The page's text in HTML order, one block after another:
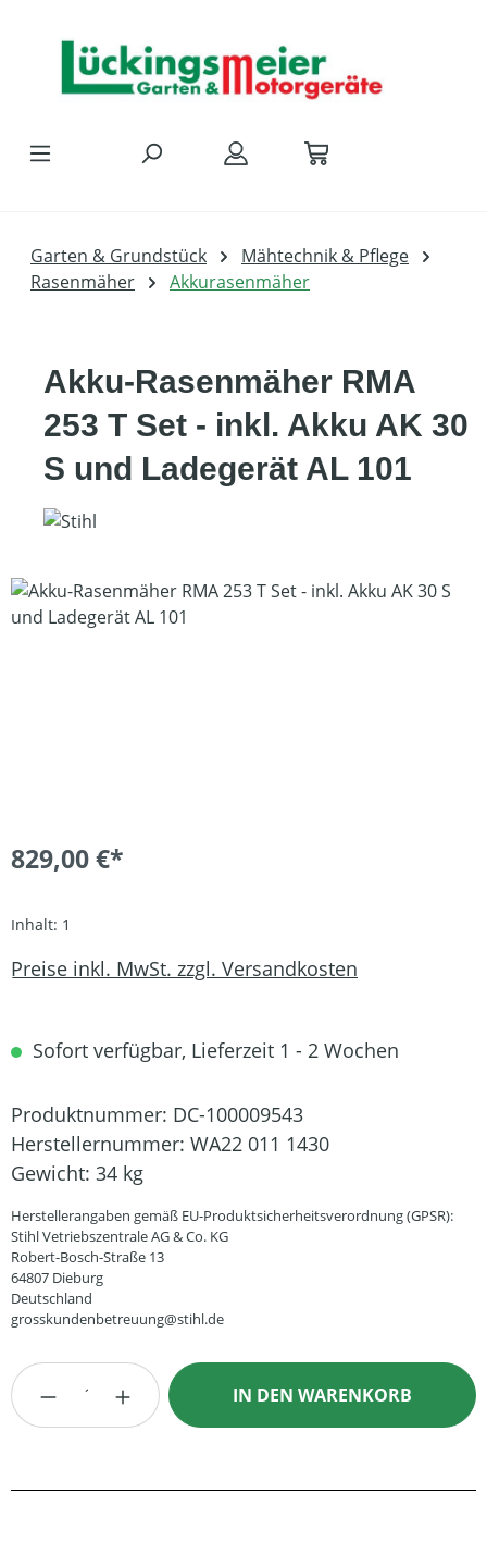
Garten & Grundstück
Mähtechnik & Pflege
Rasenmäher
Akkurasenmäher
Akku-Rasenmäher RMA
253 T Set - inkl. Akku AK 30
S und Ladegerät AL 101
Bildergalerie überspringen
829,00 €*
Inhalt: 1
Preise inkl. MwSt. zzgl. Versandkosten
Sofort verfügbar, Lieferzeit 1 - 2 Wochen
Produktnummer: DC-100009543
Herstellernummer: WA22 011 1430
Gewicht: 34 kg
Herstellerangaben gemäß EU-Produktsicherheitsverordnung (GPSR):
Stihl Vetriebszentrale AG & Co. KG
Robert-Bosch-Straße 13
64807 Dieburg
Deutschland
grosskundenbetreuung@stihl.de
Produkt Anzahl: Gib den gewünschten
IN DEN WARENKORB